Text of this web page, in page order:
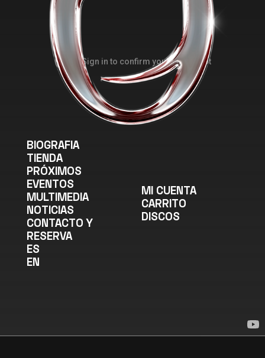
BIOGRAFIA
TIENDA
PRÓXIMOS
EVENTOS
MULTIMEDIA
NOTICIAS
CONTACTO Y
RESERVA
ES
EN
MI CUENTA
CARRITO
DISCOS